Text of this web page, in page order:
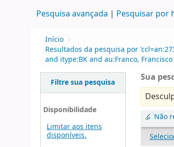
Pesquisa avançada Pesquisar por
Início ›
Resultados da pesquisa por
and itype:BK and au:Franco,
Filtre sua pesquisa
Disponibilidade
Limitar aos itens
disponíveis.
Sua
Não